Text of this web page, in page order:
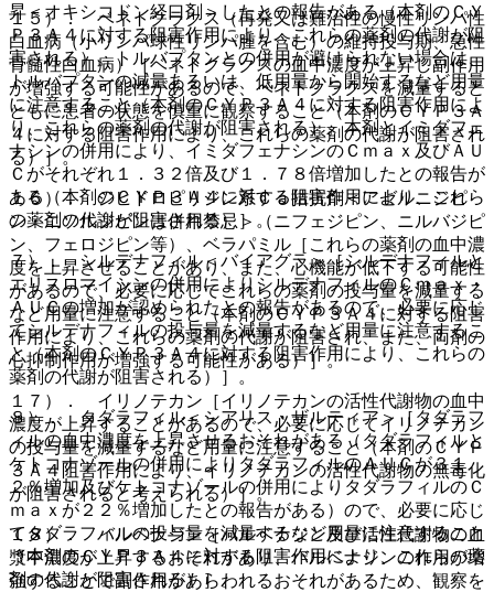
１５）． ベネトクラクス（再発又は難治性の慢性リンパ性
白血病（小リンパ球性リンパ腫を含む）の維持投与期、急性
骨髄性白血病）［ベネトクラクスの血中濃度が上昇し副作用
が増強する可能性があるので、ベネトクラクスを減量すると
ともに患者の状態を慎重に観察すること（本剤のＣＹＰ３Ａ
４に対する阻害作用により、これらの薬剤の代謝が阻害され
る）］。
１６）． ジヒドロピリジン系Ｃａ拮抗剤＜アゼルニジピ
ン・ニソルジピンは併用禁忌＞（ニフェジピン、ニルバジピ
ン、フェロジピン等）、ベラパミル［これらの薬剤の血中濃
度を上昇させることがあり、また、心機能が低下する可能性
があるので、必要に応じてこれらの薬剤の投与量を減量する
など用量に注意すること（本剤のＣＹＰ３Ａ４に対する阻害
作用により、これらの薬剤の代謝が阻害され、また、両剤の
心抑制作用が増強する可能性がある）］。
１７）． イリノテカン［イリノテカンの活性代謝物の血中
濃度が上昇することがあるので、必要に応じてイリノテカン
の投与量を減量するなど用量に注意すること（本剤のＣＹＰ
３Ａ４阻害作用により、イリノテカンの活性代謝物の無毒化
が阻害されると考えられる）］。
１８）． バルベナジン［バルベナジン及び活性代謝物の血
漿中濃度が上昇するおそれがあり、バルベナジンの作用が増
強することで副作用があらわれるおそれがあるため、観察を
昇＜オキシコドン経口剤＞したとの報告がある（本剤のＣＹ
Ｐ３Ａ４に対する阻害作用により、これらの薬剤の代謝が阻
害される）。トルバプタンとの併用が避けられない場合は、
トルバプタンの減量あるいは、低用量から開始するなど用量
に注意すること（本剤のＣＹＰ３Ａ４に対する阻害作用によ
り、これらの薬剤の代謝が阻害される）。本剤とイミダフェ
ナシンの併用により、イミダフェナシンのＣｍａｘ及びＡＵ
Ｃがそれぞれ１．３２倍及び１．７８倍増加したとの報告が
ある（本剤のＣＹＰ３Ａ４に対する阻害作用により、これら
の薬剤の代謝が阻害される）］。
７）． シルデナフィル＜バイアグラ＞［シルデナフィルと
エリスロマイシンの併用によりシルデナフィルのＣｍａｘ・
ＡＵＣの増加が認められたとの報告があるので、必要に応じ
てシルデナフィルの投与量を減量するなど用量に注意するこ
と（本剤のＣＹＰ３Ａ４に対する阻害作用により、これらの
薬剤の代謝が阻害される）］。
８）． タダラフィル＜シアリス・ザルティア＞［タダラフ
ィルの血中濃度を上昇させるおそれがある（タダラフィルと
ケトコナゾールの併用によりタダラフィルのＡＵＣが３１
２％増加及びケトコナゾールの併用によりタダラフィルのＣ
ｍａｘが２２％増加したとの報告がある）ので、必要に応じ
てタダラフィルの投与量を減量するなど用量に注意すること
（本剤のＣＹＰ３Ａ４に対する阻害作用により、これらの薬
剤の代謝が阻害される）］。